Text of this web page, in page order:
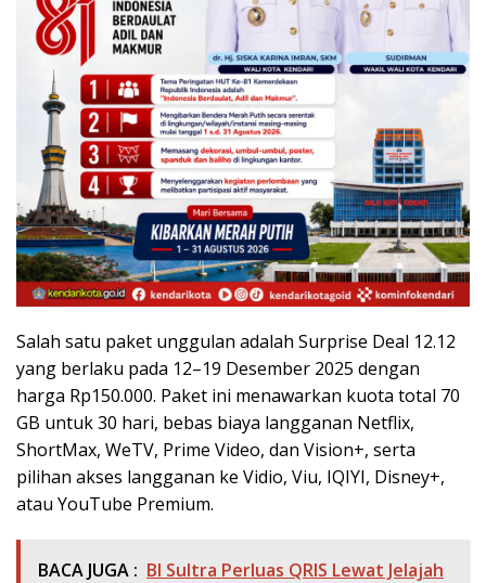
Salah satu paket unggulan adalah Surprise Deal 12.12
yang berlaku pada 12–19 Desember 2025 dengan
harga Rp150.000. Paket ini menawarkan kuota total 70
GB untuk 30 hari, bebas biaya langganan Netflix,
ShortMax, WeTV, Prime Video, dan Vision+, serta
pilihan akses langganan ke Vidio, Viu, IQIYI, Disney+,
atau YouTube Premium.
BACA JUGA : BI Sultra Perluas QRIS Lewat Jelajah